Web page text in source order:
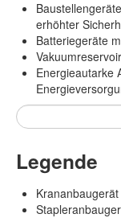
erhöhter
Batteriegeräte
Energieautarke
Legende
Krananbaugerät